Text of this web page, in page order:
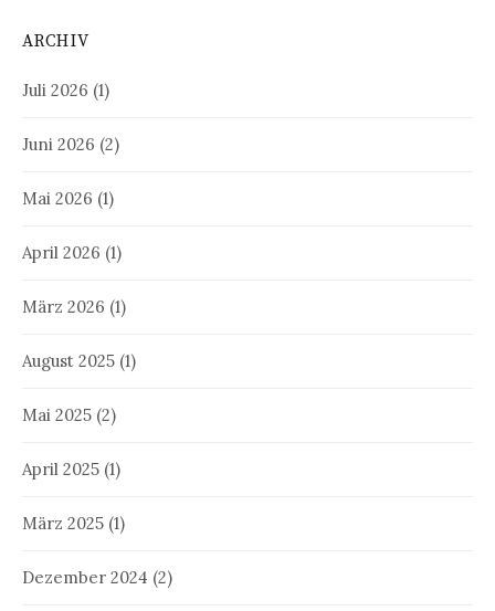
ARCHIV
Juli 2026 (1)
Juni 2026 (2)
Mai 2026 (1)
April 2026 (1)
März 2026 (1)
August 2025 (1)
Mai 2025 (2)
April 2025 (1)
März 2025 (1)
Dezember 2024 (2)